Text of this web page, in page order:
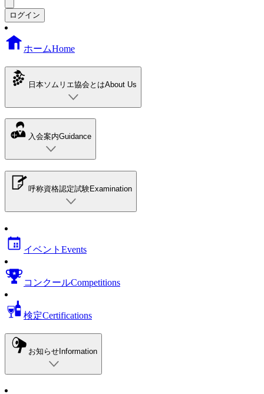
ログイン
ホームHome
日本ソムリエ協会とはAbout Us
入会案内Guidance
呼称資格認定試験Examination
イベント Events
コンクールCompetitions
検定Certifications
お知らせInformation